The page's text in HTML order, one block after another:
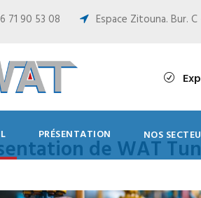
71 90 53 08 Espace Zitouna. Bur.
PRÉSENTATION NOS
de WAT